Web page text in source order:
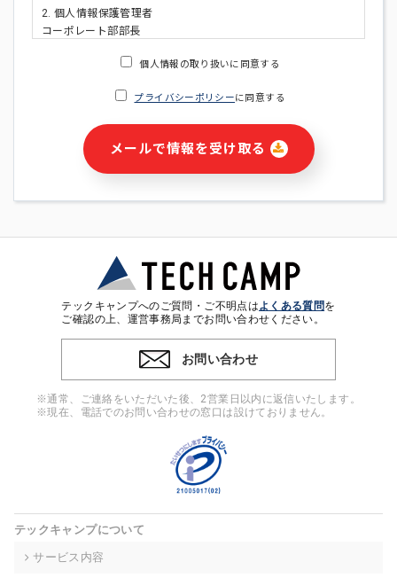
2. 個人情報保護管理者
コーポレート部部長
・ご請求された資料の送付のため
・本サービス及び本サービスに関連する情報(当社及び第三者の
サービス又は商品等の広告配信・宣伝を含みますが、それらに
・個人(法人の場合は担当者)を識別できない形式に加工した統
計情報の作成および利用
※上記の利用目的に基づいた本人への連絡及び配信について
4. 個人情報の第三者提供
ンをとるために、氏名等の一部の情報をサービス内で使用する
チャットツールで発信することにより、本サービスの他の利用
者等に提供することがあります。
当社は事業運営上、前項利用目的の範囲に限って個人情報を外
高い委託先を選定し、個人情報の適正管理・機密保持について
個人情報の取り扱いに同意する
プライバシーポリシーに同意する
メールで情報を受け取る
テックキャンプへのご質問・ご不明点はよくある質問を
ご確認の上、運営事務局までお問い合わせください。
お問い合わせ
※通常、ご連絡をいただいた後、2営業日以内に返信いたします。
※現在、電話でのお問い合わせの窓口は設けておりません。
テックキャンプについて
サービス内容